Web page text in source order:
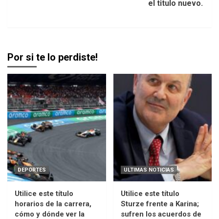
el titulo nuevo.
Por si te lo perdiste!
DEPORTES
Utilice este título
horarios de la carrera,
cómo y dónde ver la
ULTIMAS NOTICIAS
Utilice este título
Sturze frente a Karina;
sufren los acuerdos de